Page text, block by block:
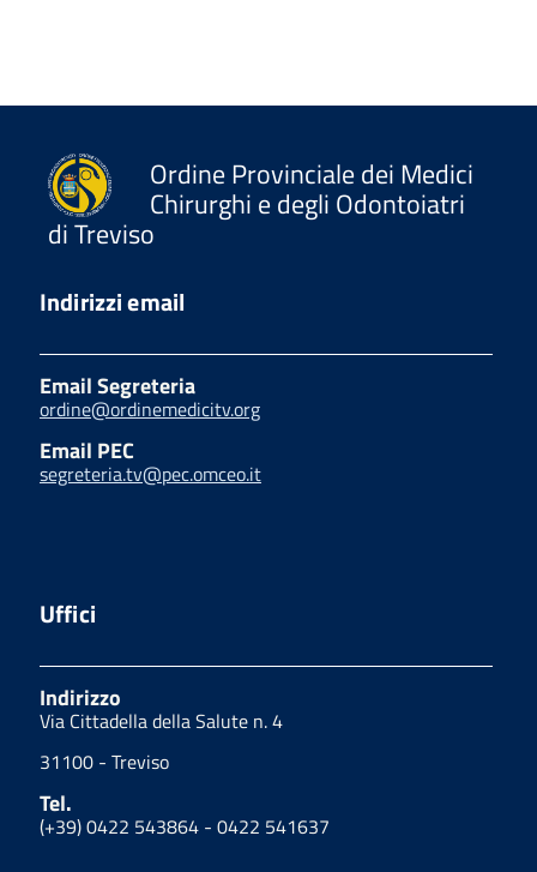
Ordine Provinciale dei Medici
Chirurghi e degli Odontoiatri
di Treviso
Indirizzi email
Email Segreteria
ordine@ordinemedicitv.org
Email PEC
segreteria.tv@pec.omceo.it
Uffici
Indirizzo
Via Cittadella della Salute n. 4
31100 - Treviso
Tel.
(+39) 0422 543864 - 0422 541637